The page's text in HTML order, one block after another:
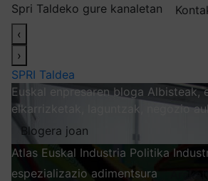
Spri Taldeko gure kanaletan
‹
›
SPRI Taldea
Euskal enpresaren bloga Albisteak,
elkarrizketak, laguntzak, negozio
Blogera joan
Atlas Euskal Industria Politika
espezializazio adimentsura